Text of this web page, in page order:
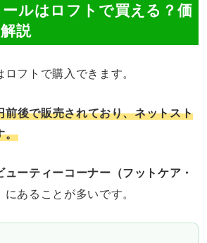
ルはロフトで買える？価
説
フトで購入できます。
後で販売されており、ネットスト
。
ューティーコーナー（フットケア・
にあることが多いです。